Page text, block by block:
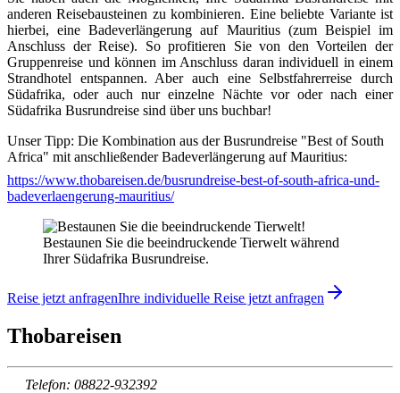
anderen Reisebausteinen zu kombinieren. Eine beliebte Variante ist
hierbei, eine Badeverlängerung auf Mauritius (zum Beispiel im
Anschluss der Reise). So profitieren Sie von den Vorteilen der
Gruppenreise und können im Anschluss daran individuell in einem
Strandhotel entspannen. Aber auch eine Selbstfahrerreise durch
Südafrika, oder auch nur einzelne Nächte vor oder nach einer
Südafrika Busrundreise sind über uns buchbar!
Unser Tipp: Die Kombination aus der Busrundreise "Best of South
Africa" mit anschließender Badeverlängerung auf Mauritius:
https://www.thobareisen.de/busrundreise-best-of-south-africa-und-
badeverlaengerung-mauritius/
Bestaunen Sie die beeindruckende Tierwelt während
Ihrer Südafrika Busrundreise.
Reise jetzt anfragenIhre individuelle Reise jetzt anfragen
Thobareisen
Telefon: 08822-932392